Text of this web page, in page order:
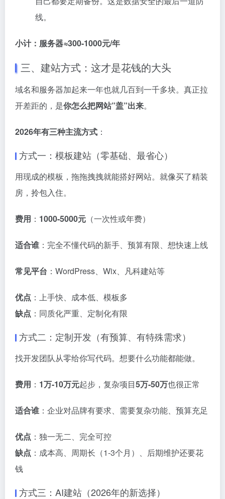
线。
小计：服务器≈300-1000元/年
三、建站方式：这才是花钱的大头
域名和服务器加起来一年也就几百到一千多块。真正拉
开差距的，是你怎么把网站”盖”出来。
2026年有三种主流方式 ：
方式一：模板建站（零基础、最省心）
用现成的模板，拖拖拽拽就能搭好网站。就像买了精装
房，拎包入住。
费用 ： 1000-5000元 （一次性或年费）
适合谁 ：完全不懂代码的新手、预算有限、想快速上线
常见平台 ：WordPress、Wix、凡科建站等
优点 ：上手快、成本低、模板多
缺点 ：同质化严重、定制化有限
方式二：定制开发（有预算、有特殊需求）
找开发团队从零给你写代码。想要什么功能都能做。
费用 ： 1万-10万元起步，复杂项目5万-50万也很正常
适合谁 ：企业对品牌有要求、需要复杂功能、预算充足
优点 ：独一无二、完全可控
缺点 ：成本高、周期长（1-3个月）、后期维护还要花
钱
方式三：AI建站（2026年的新选择）